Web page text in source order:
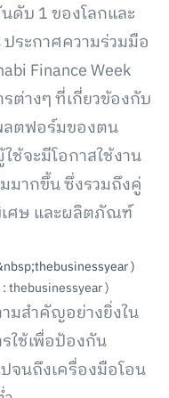
ดับ 1 ของโลกและ
ประกาศความร่วมมือ
Finance Week
รต่างๆ ที่เกี่ยวข้องกับ
ลตฟอร์มของตน
ช้จะมีโอกาสใช้งาน
มากขึ้น ซึ่งรวมถึงคู่
เศษ และผลิตภัณฑ์
thebusinessyear )
ามสำคัญอย่างยิ่งใน
ใช้เพื่อป้องกัน
จนถึงเครื่องมือโอน